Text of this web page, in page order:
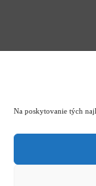
Na poskytovanie tých